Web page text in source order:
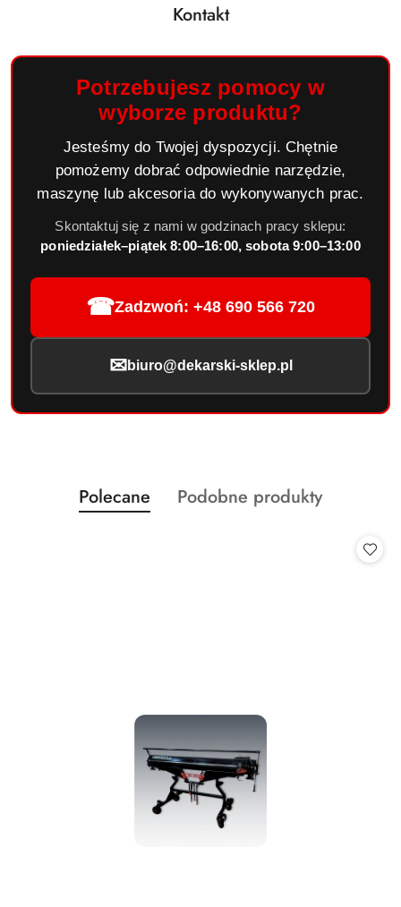
Kontakt
Potrzebujesz pomocy w
wyborze produktu?
Jesteśmy do Twojej dyspozycji. Chętnie
pomożemy dobrać odpowiednie narzędzie,
maszynę lub akcesoria do wykonywanych prac.
Skontaktuj się z nami w godzinach pracy sklepu:
poniedziałek–piątek 8:00–16:00, sobota 9:00–13:00
☎Zadzwoń: +48 690 566 720
✉ biuro@dekarski-sklep.pl
Pomiń karuzelę produktów
Produkty
o
Polecane
Produkty
Podobne produkty